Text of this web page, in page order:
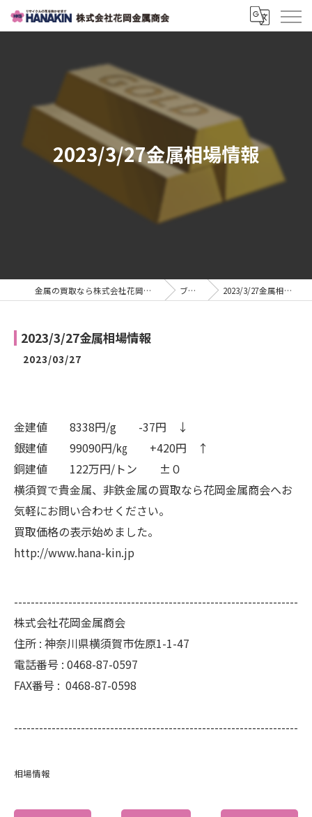
2023/3/27金属相場情報
金属の買取なら株式会社花岡金属商会 ブログ 2023/3/27金属相場情報
2023/3/27金属相場情報
2023/03/27
金建値 8338円/g -37円 ↓
銀建値 99090円/㎏ +420円 ↑
銅建値 122万円/トン ±０
横須賀で貴金属、非鉄金属の買取なら花岡金属商会へお
気軽にお問い合わせください。
買取価格の表示始めました。
http://www.hana-kin.jp
--------------------------------------------------------------------
株式会社花岡金属商会
住所 : 神奈川県横須賀市佐原1-1-47
電話番号 : 0468-87-0597
FAX番号 : 0468-87-0598
--------------------------------------------------------------------
相場情報